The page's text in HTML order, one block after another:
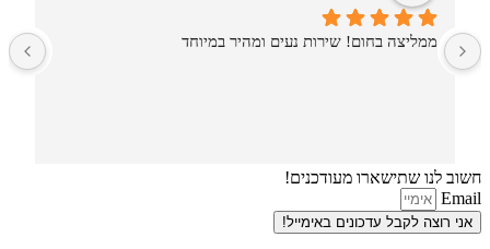
ממליצה בחום! שירות נעים ומהיר במיוחד
חשוב לנו שתישארו מעודכנים!
Email
אני רוצה לקבל עדכונים באימייל!